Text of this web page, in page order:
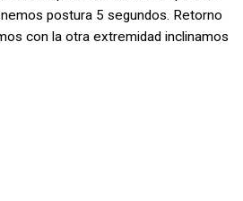
postura 5 segundos. Retorno
con la otra extremidad inclinamos